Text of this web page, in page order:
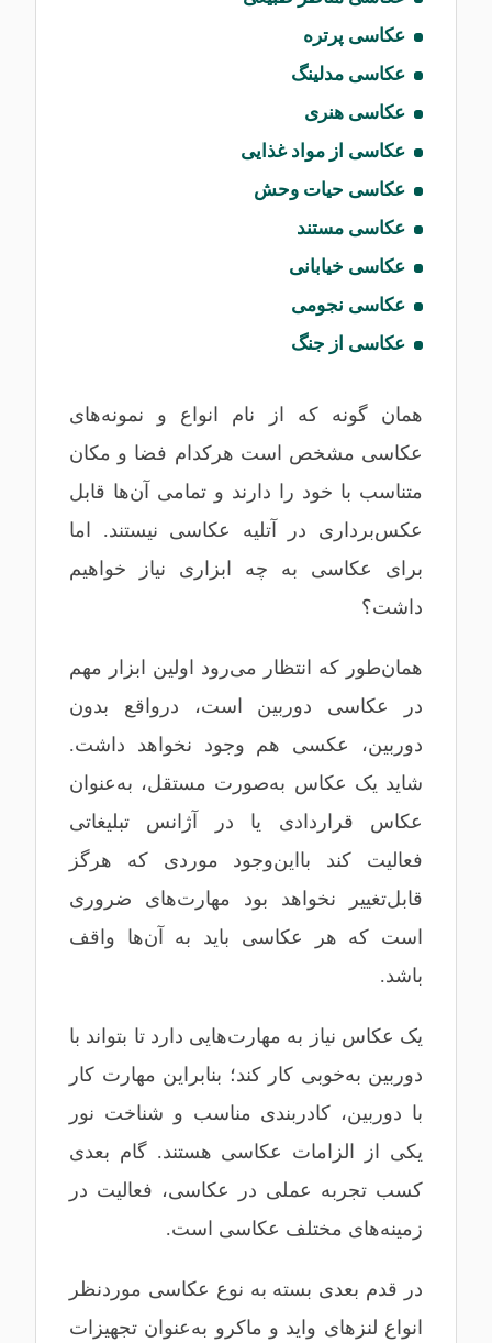
عکاسی پرتره
عکاسی مدلینگ
عکاسی هنری
عکاسی از مواد غذایی
عکاسی حیات‌ وحش
عکاسی مستند
عکاسی خیابانی
عکاسی نجومی
عکاسی از جنگ
همان گونه که از نام انواع و نمونه‌های
عکاسی مشخص است هرکدام فضا و مکان
متناسب با خود را دارند و تمامی آن‌ها قابل
عکس‌برداری در آتلیه عکاسی نیستند. اما
برای عکاسی به چه ابزاری نیاز خواهیم
داشت؟
همان‌طور که انتظار می‌رود اولین ابزار مهم
در عکاسی دوربین است، درواقع بدون
دوربین، عکسی هم وجود نخواهد داشت.
شاید یک عکاس به‌صورت مستقل، به‌عنوان
عکاس قراردادی یا در آژانس تبلیغاتی
فعالیت کند بااین‌وجود موردی که هرگز
قابل‌تغییر نخواهد بود مهارت‌های ضروری
است که هر عکاسی باید به آن‌ها واقف
باشد.
یک عکاس نیاز به مهارت‌هایی دارد تا بتواند با
دوربین به‌خوبی کار کند؛ بنابراین مهارت کار
با دوربین، کادربندی مناسب و شناخت نور
یکی از الزامات عکاسی هستند. گام بعدی
کسب تجربه عملی در عکاسی، فعالیت در
زمینه‌های مختلف عکاسی است.
در قدم بعدی بسته به نوع عکاسی موردنظر
انواع لنزهای واید و ماکرو به‌عنوان تجهیزات